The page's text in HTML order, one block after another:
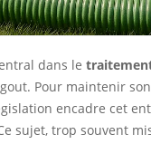
dans le
Pour maintenir
encadre cet
sujet, trop souvent